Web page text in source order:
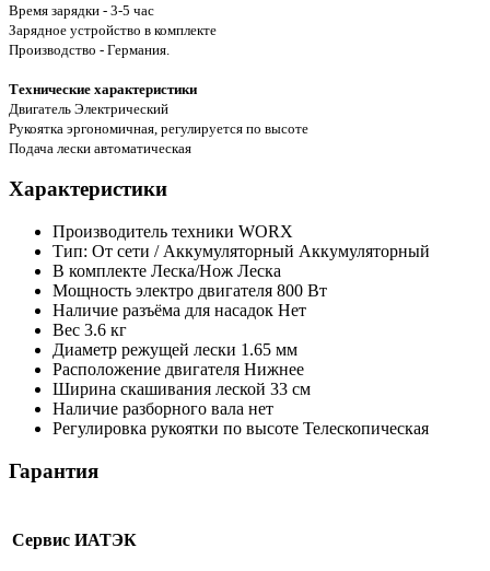
Время зарядки - 3-5 час
Зарядное устройство в комплекте
Производство - Германия.
Технические характеристики
Двигатель Электрический
Рукоятка эргономичная, регулируется по высоте
Подача лески автоматическая
Характеристики
Производитель техники WORX
Тип: От сети / Аккумуляторный Аккумуляторный
В комплекте Леска/Нож Леска
Мощность электро двигателя 800 Вт
Наличие разъёма для насадок Нет
Вес 3.6 кг
Диаметр режущей лески 1.65 мм
Расположение двигателя Нижнее
Ширина скашивания леской 33 см
Наличие разборного вала нет
Регулировка рукоятки по высоте Телескопическая
Гарантия
Сервис ИАТЭК